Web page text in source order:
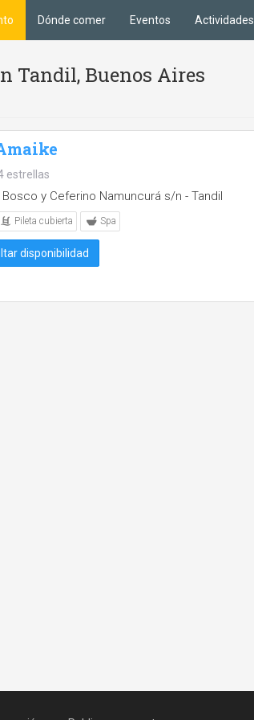
Dónde comer Eventos Actividades
Tandil, Buenos Aires
estrellas
Bosco y Ceferino Namuncurá s/n - Tandil
Pileta cubierta Spa
disponibilidad